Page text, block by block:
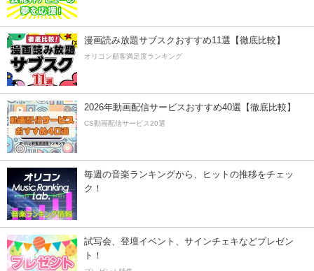
漫画読み放題サブスクおすすめ11選【徹底比較】
オリコン顧客満足度ランキング
2026年動画配信サービスおすすめ40選【徹底比較】
CS動画配信サービス20選
毎週の音楽ランキングから、ヒットの推移をチェッ
ク！
試写会、登壇イベント、サインチェキなどプレゼン
ト！